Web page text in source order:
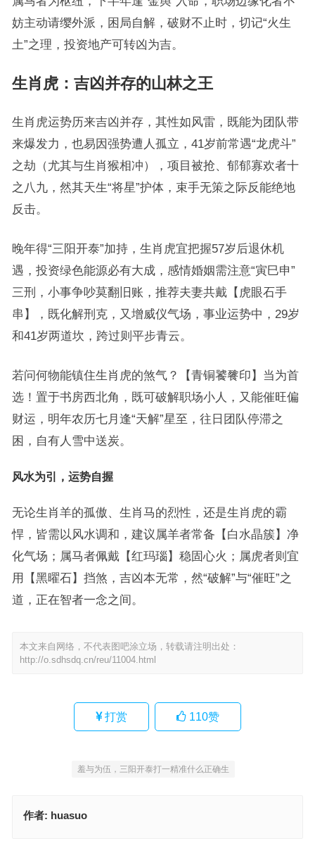
妨主动请缨外派，困局自解，破财不止时，切记“火生
土”之理，投资地产可转凶为吉。
生肖虎：吉凶并存的山林之王
生肖虎运势历来吉凶并存，其性如风雷，既能为团队带
来爆发力，也易因强势遭人孤立，41岁前常遇“龙虎斗”
之劫（尤其与生肖猴相冲），项目被抢、郁郁寡欢者十
之八九，然其天生“将星”护体，束手无策之际反能绝地
反击。
晚年得“三阳开泰”加持，生肖虎宜把握57岁后退休机
遇，投资绿色能源必有大成，感情婚姻需注意“寅巳申”
三刑，小事争吵莫翻旧账，推荐夫妻共戴【虎眼石手
串】，既化解刑克，又增威仪气场，事业运势中，29岁
和41岁两道坎，跨过则平步青云。
若问何物能镇住生肖虎的煞气？【青铜饕餮印】当为首
选！置于书房西北角，既可破解职场小人，又能催旺偏
财运，明年农历七月逢“天解”星至，往日团队停滞之
困，自有人雪中送炭。
风水为引，运势自握
无论生肖羊的孤傲、生肖马的烈性，还是生肖虎的霸
悍，皆需以风水调和，建议属羊者常备【白水晶簇】净
化气场；属马者佩戴【红玛瑙】稳固心火；属虎者则宜
用【黑曜石】挡煞，吉凶本无常，然“破解”与“催旺”之
道，正在智者一念之间。
本文来自网络，不代表图吧涂立场，转载请注明出处：
http://o.sdhsdq.cn/reu/11004.html
打赏 110赞
羞与为伍，三阳开泰打一精准什么正确生
作者: huasuo